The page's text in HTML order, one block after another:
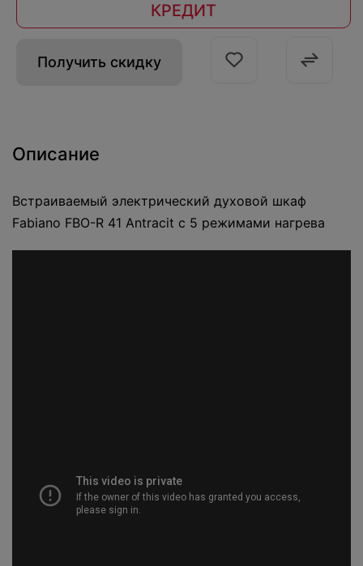
КРЕДИТ
Получить скидку
Описание
Встраиваемый электрический духовой шкаф
Fabiano FBO-R 41 Antracit с 5 режимами нагрева